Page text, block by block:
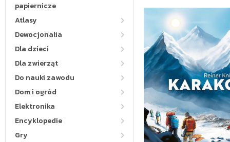
papiernicze
Atlasy
Dewocjonalia
Dla dzieci
Dla zwierząt
Do nauki zawodu
Dom i ogród
Elektronika
Encyklopedie
Gry